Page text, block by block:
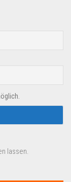
lassen.